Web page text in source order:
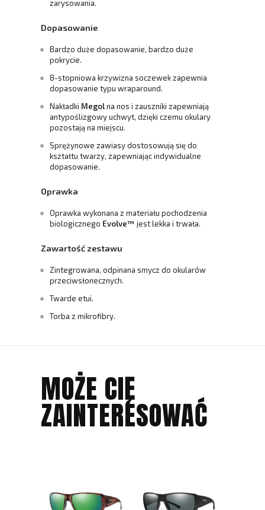
zarysowania.
Dopasowanie
Bardzo duże dopasowanie, bardzo duże
pokrycie.
8-stopniowa krzywizna soczewek zapewnia
dopasowanie typu wraparound.
Nakładki Megolna nos i zauszniki zapewniają
antypoślizgowy uchwyt, dzięki czemu okulary
pozostają na miejscu.
Sprężynowe zawiasy dostosowują się do
kształtu twarzy, zapewniając indywidualne
dopasowanie.
Oprawka
Oprawka wykonana z materiału pochodzenia
biologicznego Evolve™ jest lekka i trwała.
Zawartość zestawu
Zintegrowana, odpinana smycz do okularów
przeciwsłonecznych.
Twarde etui.
Torba z mikrofibry.
MOŻE CIĘ
ZAINTERESOWAĆ